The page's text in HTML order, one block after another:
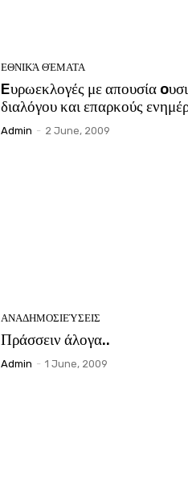
ΕΘΝΙΚΆ ΘΈΜΑΤΑ
Eυρωεκλογές με απουσία
διαλόγου και επαρκούς
Admin - 2 June, 2009
ΑΝΑΔΗΜΟΣΙΕΎΣΕΙΣ
Πράσσειν άλογα..
Admin - 1 June, 2009